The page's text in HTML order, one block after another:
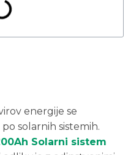
energije se
solarnih sistemih.
Solarni sistem